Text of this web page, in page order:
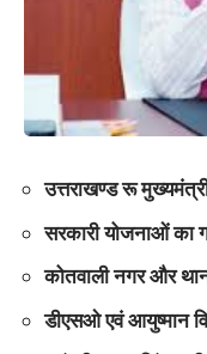
उत्तराखण्ड रू
सरकारी योजनाओं का
कोतवाली नगर और
डीएसओ एवं आयुष्मान